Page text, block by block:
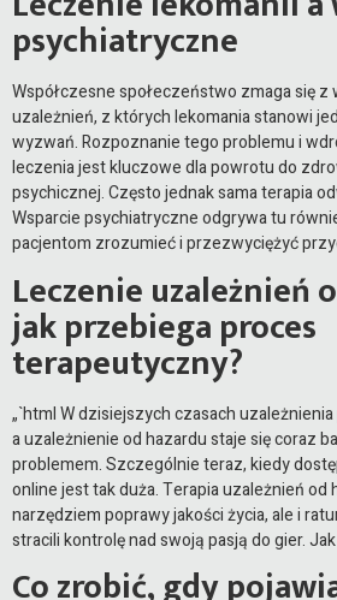
psychiatryczne
Współczesne społeczeństwo zmaga się z
uzależnień, z których lekomania stanowi
wyzwań. Rozpoznanie tego problemu i
leczenia jest kluczowe dla powrotu do
psychicznej. Często jednak sama terapia
Wsparcie psychiatryczne odgrywa tu
pacjentom zrozumieć i przezwyciężyć
Leczenie uzależnień
jak przebiega proces
terapeutyczny?
„`html W dzisiejszych czasach
a uzależnienie od hazardu staje się coraz
problemem. Szczególnie teraz, kiedy
online jest tak duża. Terapia uzależnień od
narzędziem poprawy jakości życia, ale i
stracili kontrolę nad swoją pasją do gier.
Co zrobić, gdy